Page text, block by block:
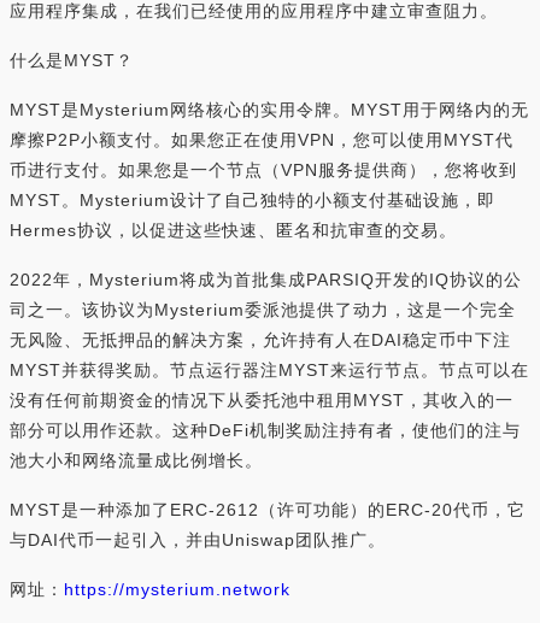
应用程序集成，在我们已经使用的应用程序中建立审查阻力。
什么是MYST？
MYST是Mysterium网络核心的实用令牌。MYST用于网络内的无
摩擦P2P小额支付。如果您正在使用VPN，您可以使用MYST代
币进行支付。如果您是一个节点（VPN服务提供商），您将收到
MYST。Mysterium设计了自己独特的小额支付基础设施，即
Hermes协议，以促进这些快速、匿名和抗审查的交易。
2022年，Mysterium将成为首批集成PARSIQ开发的IQ协议的公
司之一。该协议为Mysterium委派池提供了动力，这是一个完全
无风险、无抵押品的解决方案，允许持有人在DAI稳定币中下注
MYST并获得奖励。节点运行器注MYST来运行节点。节点可以在
没有任何前期资金的情况下从委托池中租用MYST，其收入的一
部分可以用作还款。这种DeFi机制奖励注持有者，使他们的注与
池大小和网络流量成比例增长。
MYST是一种添加了ERC-2612（许可功能）的ERC-20代币，它
与DAI代币一起引入，并由Uniswap团队推广。
网址： https://mysterium.network